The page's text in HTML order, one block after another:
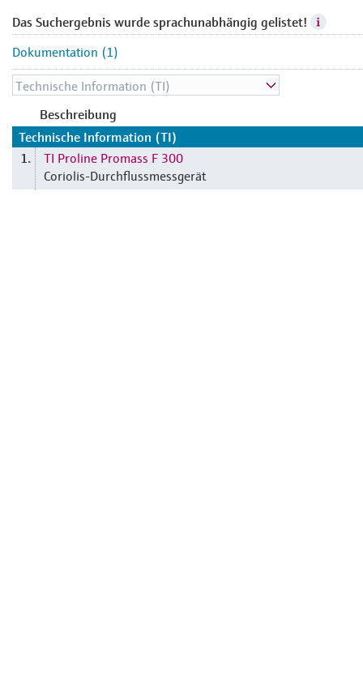
Das Suchergebnis wurde sprachunabhängig gelistet!
Dokumentation (1)
Beschreibung
Technische Information (TI)
1.
TI Proline Promass F 300
Coriolis-Durchflussmessgerät